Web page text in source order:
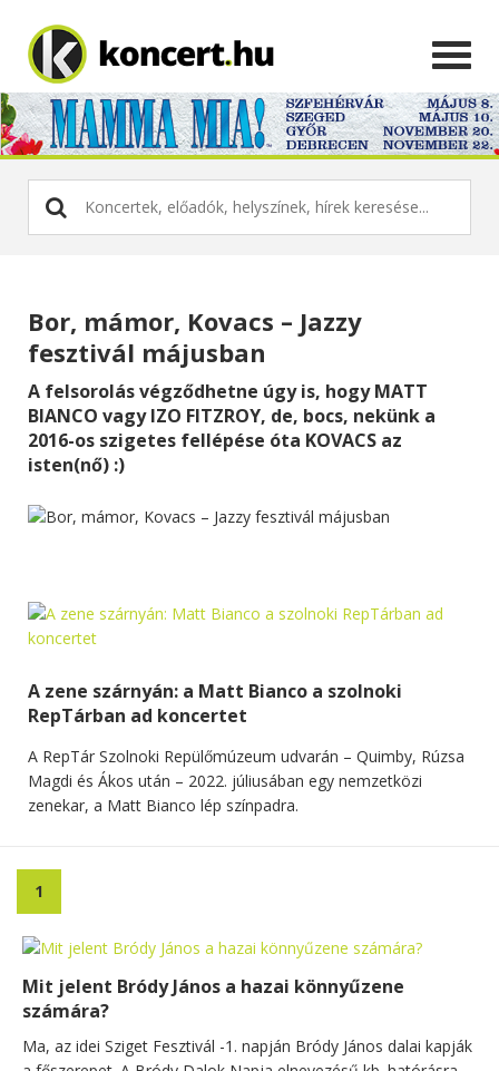
Bor, mámor, Kovacs – Jazzy
fesztivál májusban
A felsorolás végződhetne úgy is, hogy MATT
BIANCO vagy IZO FITZROY, de, bocs, nekünk a
2016-os szigetes fellépése óta KOVACS az
isten(nő) :)
A zene szárnyán: a Matt Bianco a szolnoki
RepTárban ad koncertet
A RepTár Szolnoki Repülőmúzeum udvarán – Quimby, Rúzsa
Magdi és Ákos után – 2022. júliusában egy nemzetközi
zenekar, a Matt Bianco lép színpadra.
1
Mit jelent Bródy János a hazai könnyűzene
számára?
Ma, az idei Sziget Fesztivál -1. napján Bródy János dalai kapják